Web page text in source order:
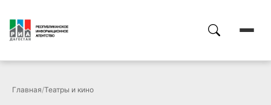
Главная/Театры и кино